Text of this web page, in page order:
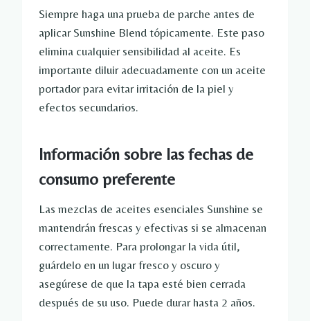
Siempre haga una prueba de parche antes de
aplicar Sunshine Blend tópicamente. Este paso
elimina cualquier sensibilidad al aceite. Es
importante diluir adecuadamente con un aceite
portador para evitar irritación de la piel y
efectos secundarios.
Información sobre las fechas de
consumo preferente
Las mezclas de aceites esenciales Sunshine se
mantendrán frescas y efectivas si se almacenan
correctamente. Para prolongar la vida útil,
guárdelo en un lugar fresco y oscuro y
asegúrese de que la tapa esté bien cerrada
después de su uso. Puede durar hasta 2 años.